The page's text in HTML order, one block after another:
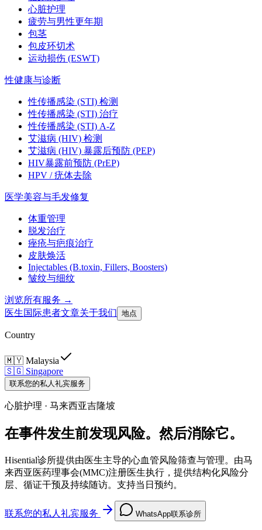
心脏护理
疲劳与男性更年期
包茎
包皮环切术
运动损伤 (ESWT)
性健康与诊断
性传播感染 (STI) 检测
性传播感染 (STI) 治疗
性传播感染 (STI) A-Z
艾滋病 (HIV) 检测
艾滋病 (HIV) 暴露后预防 (PEP)
HIV暴露前预防 (PrEP)
HPV / 疣体去除
医学美容与毛发修复
体重管理
脱发治疗
痤疮与疤痕治疗
皮肤焕活
Injectables (B.toxin, Fillers, Boosters)
皱纹与细纹
浏览所有服务 →
医生国际患者文章关于我们 地点
Country
🇲🇾 Malaysia
🇸🇬 Singapore
联系您的私人礼宾服务
心脏护理 · 马来西亚吉隆坡
在事件发生前发现风险。然后消除它。
Hisential诊所提供由医生主导的心血管风险筛查与管理。由马
来西亚医药理事会(MMC)注册医生执行，提供结构化风险分
层、循证干预及持续随访。支持当日预约。
联系您的私人礼宾服务 WhatsApp联系诊所